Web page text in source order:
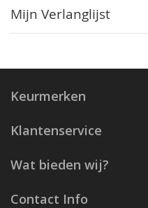
Mijn Verlanglijst
Keurmerken
Klantenservice
Wat bieden wij?
Contact Info